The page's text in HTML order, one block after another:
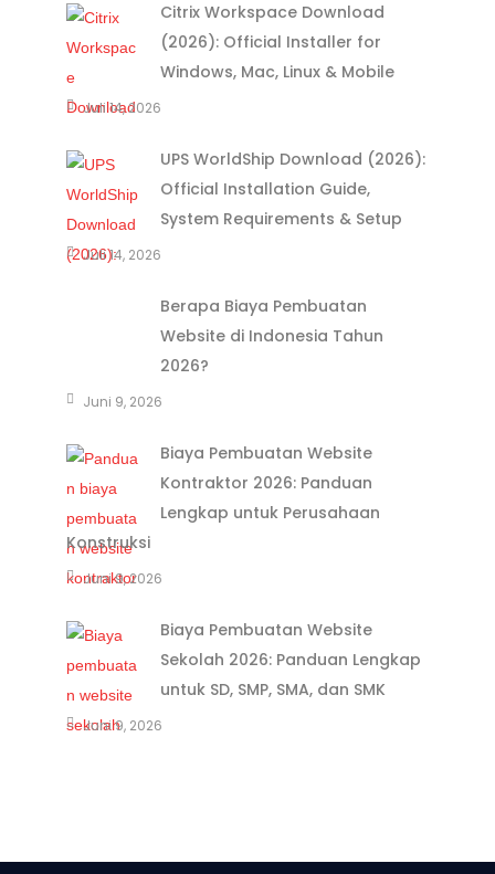
Citrix Workspace Download
(2026): Official Installer for
Windows, Mac, Linux & Mobile
Juli 14, 2026
UPS WorldShip Download (2026):
Official Installation Guide,
System Requirements & Setup
Juli 14, 2026
Berapa Biaya Pembuatan
Website di Indonesia Tahun
2026?
Juni 9, 2026
Biaya Pembuatan Website
Kontraktor 2026: Panduan
Lengkap untuk Perusahaan
Konstruksi
Juni 9, 2026
Biaya Pembuatan Website
Sekolah 2026: Panduan Lengkap
untuk SD, SMP, SMA, dan SMK
Juni 9, 2026